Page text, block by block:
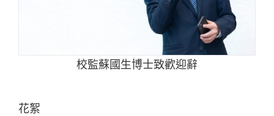
校監蘇國生博士致歡迎辭
花絮